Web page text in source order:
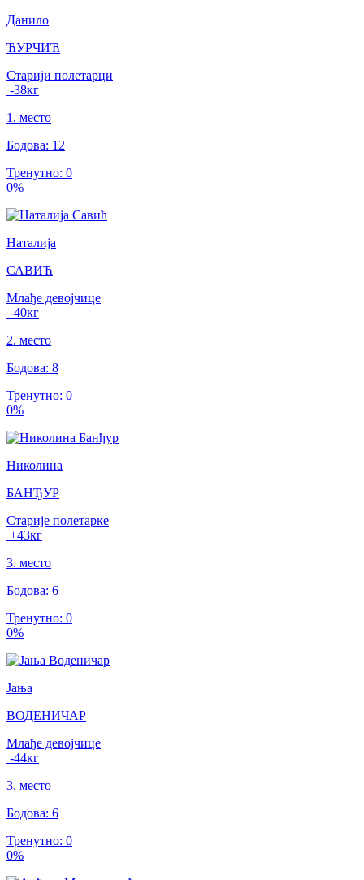
Данило
ЋУРЧИЋ
Старији полетарци
-38кг
1 . место
Бодова: 12
Тренутно: 0
0%
Наталија
САВИЋ
Млађе девојчице
-40кг
2. место
Бодова: 8
Тренутно: 0
0%
Николина
БАНЂУР
Старије полетарке
+43кг
3. место
Бодова: 6
Тренутно: 0
0%
Јања
ВОДЕНИЧАР
Млађе девојчице
-44кг
3. место
Бодова: 6
Тренутно: 0
0%